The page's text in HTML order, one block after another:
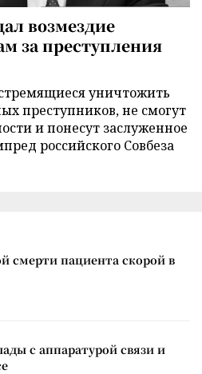
возмездие
за преступления
уничтожить
преступников, не смогут
и понесут заслуженное
российского Совбеза
смерти пациента скорой в
с аппаратурой связи и